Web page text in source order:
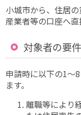
小城市から、住居
産業者等の口座へ直
対象者の要件
申請時に以下の1～
ます。
離職等により